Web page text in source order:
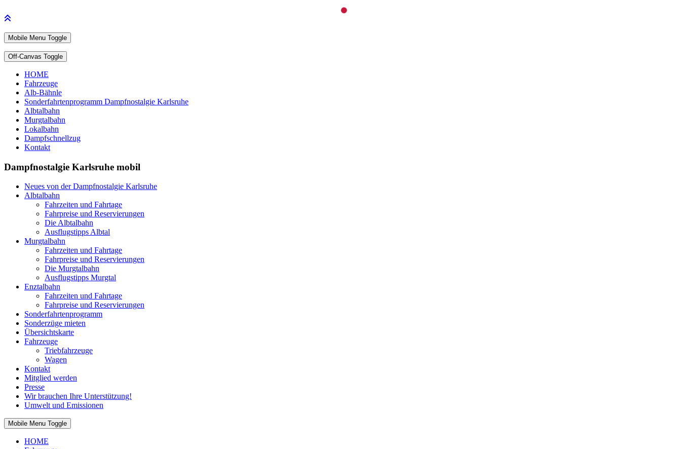
Mobile Menu Toggle
Off-Canvas Toggle
HOME
Fahrzeuge
Alb-Bähnle
Sonderfahrtenprogramm Dampfnostalgie Karlsruhe
Albtalbahn
Murgtalbahn
Lokalbahn
Dampfschnellzug
Kontakt
Dampfnostalgie Karlsruhe mobil
Neues von der Dampfnostalgie Karlsruhe
Albtalbahn
Fahrzeiten und Fahrtage
Fahrpreise und Reservierungen
Die Albtalbahn
Ausflugstipps Albtal
Murgtalbahn
Fahrzeiten und Fahrtage
Fahrpreise und Reservierungen
Die Murgtalbahn
Ausflugstipps Murgtal
Enztalbahn
Fahrzeiten und Fahrtage
Fahrpreise und Reservierungen
Sonderfahrtenprogramm
Sonderzüge mieten
Übersichtskarte
Fahrzeuge
Triebfahrzeuge
Wagen
Kontakt
Mitglied werden
Presse
Wir brauchen Ihre Unterstützung!
Umwelt und Emissionen
Mobile Menu Toggle
HOME